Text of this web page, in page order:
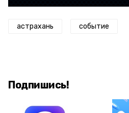
астрахань событие
Подпишись!